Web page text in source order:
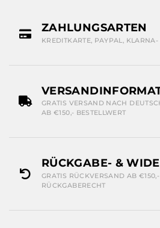
ZAHLUNGSARTEN
KREDITKARTE, PAYPAL,
GRATIS VERSAND NACH
AB €150,- BESTELLWERT
RÜCKGABE- &
GRATIS RÜCKVERSAND AB €150,-
RÜCKGABERECHT